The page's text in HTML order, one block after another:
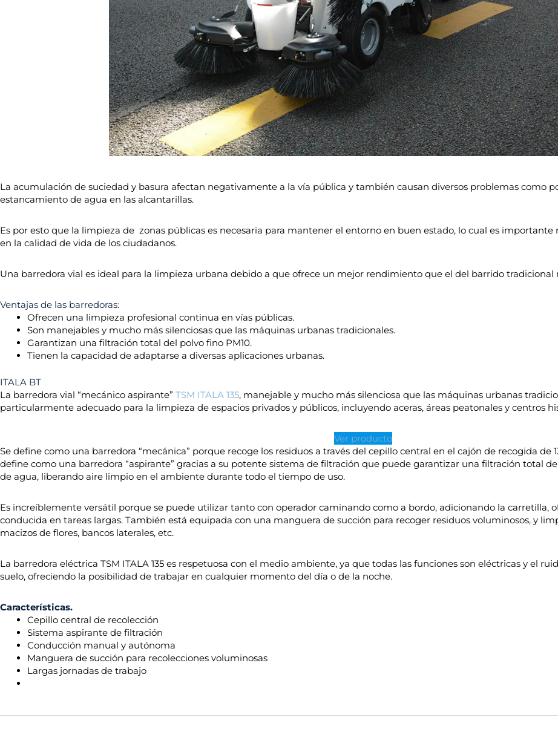
La acumulación de suciedad y basura afectan negativamente a la vía pública y también causan diversos problemas como
estancamiento de agua en las alcantarillas.
Es por esto que la limpieza de zonas públicas es necesaria para mantener el entorno en buen estado, lo cual es
en la calidad de vida de los ciudadanos.
Una barredora vial es ideal para la limpieza urbana debido a que ofrece un mejor rendimiento que el del barrido tradicional
Ventajas de las barredoras:
Ofrecen una limpieza profesional continua en vías públicas.
Son manejables y mucho más silenciosas que las máquinas urbanas tradicionales.
Garantizan una filtración total del polvo fino PM10.
Tienen la capacidad de adaptarse a diversas aplicaciones urbanas.
ITALA BT
La barredora vial “mecánico aspirante” TSM ITALA 135, manejable y mucho más silenciosa que las máquinas urbanas
particularmente adecuado para la limpieza de espacios privados y públicos, incluyendo aceras, áreas peatonales y centros
Ver producto
Se define como una barredora “mecánica” porque recoge los residuos a través del cepillo central en el cajón de recogida de
define como una barredora “aspirante” gracias a su potente sistema de filtración que puede garantizar una filtración total
de agua, liberando aire limpio en el ambiente durante todo el tiempo de uso.
Es increíblemente versátil porque se puede utilizar tanto con operador caminando como a bordo, adicionando la carretilla,
conducida en tareas largas. También está equipada con una manguera de succión para recoger residuos voluminosos, y
macizos de flores, bancos laterales, etc.
La barredora eléctrica TSM ITALA 135 es respetuosa con el medio ambiente, ya que todas las funciones son eléctricas y el
suelo, ofreciendo la posibilidad de trabajar en cualquier momento del día o de la noche.
Características.
Cepillo central de recolección
Sistema aspirante de filtración
Conducción manual y autónoma
Manguera de succión para recolecciones voluminosas
Largas jornadas de trabajo